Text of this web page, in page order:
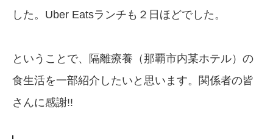
した。Uber Eatsランチも２日ほどでした。
ということで、隔離療養（那覇市内某ホテル）の
食生活を一部紹介したいと思います。関係者の皆
さんに感謝!!